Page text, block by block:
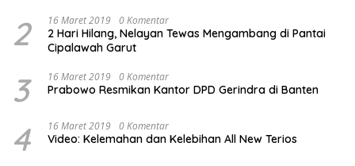
2 16 Maret 2019 0 Komentar
2 Hari Hilang, Nelayan Tewas Mengambang di Pantai
Cipalawah Garut
3 16 Maret 2019 0 Komentar
Prabowo Resmikan Kantor DPD Gerindra di Banten
4 16 Maret 2019 0 Komentar
Video: Kelemahan dan Kelebihan All New Terios